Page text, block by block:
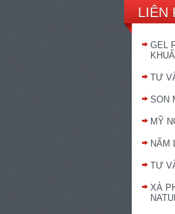
LIÊN
GEL
TƯ
SON
MỸ
NẤM
TƯ
XÀ